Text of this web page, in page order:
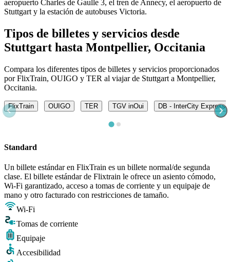
aeropuerto Charles de Gaulle 3, el tren de Annecy, el aeropuerto de
Stuttgart y la estación de autobuses Victoria.
Tipos de billetes y servicios desde
Stuttgart hasta Montpellier, Occitania
Compara los diferentes tipos de billetes y servicios proporcionados
por FlixTrain, OUIGO y TER al viajar de Stuttgart a Montpellier,
Occitania.
FlixTrain OUIGO TER TGV inOui DB - InterCity Express
Standard
Un billete estándar en FlixTrain es un billete normal/de segunda
clase. El billete estándar de Flixtrain le ofrece un asiento cómodo,
Wi-Fi garantizado, acceso a tomas de corriente y un equipaje de
mano y otro facturado con restricciones de tamaño.
Wi-Fi
Tomas de corriente
Equipaje
Accesibilidad